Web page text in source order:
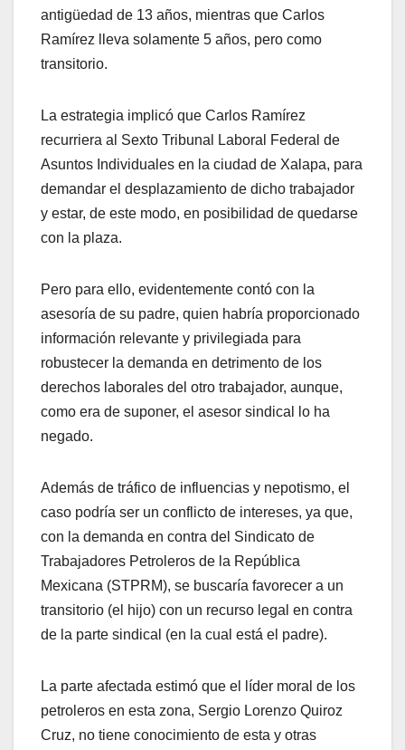
antigüedad de 13 años, mientras que Carlos
Ramírez lleva solamente 5 años, pero como
transitorio.
La estrategia implicó que Carlos Ramírez
recurriera al Sexto Tribunal Laboral Federal de
Asuntos Individuales en la ciudad de Xalapa, para
demandar el desplazamiento de dicho trabajador
y estar, de este modo, en posibilidad de quedarse
con la plaza.
Pero para ello, evidentemente contó con la
asesoría de su padre, quien habría proporcionado
información relevante y privilegiada para
robustecer la demanda en detrimento de los
derechos laborales del otro trabajador, aunque,
como era de suponer, el asesor sindical lo ha
negado.
Además de tráfico de influencias y nepotismo, el
caso podría ser un conflicto de intereses, ya que,
con la demanda en contra del Sindicato de
Trabajadores Petroleros de la República
Mexicana (STPRM), se buscaría favorecer a un
transitorio (el hijo) con un recurso legal en contra
de la parte sindical (en la cual está el padre).
La parte afectada estimó que el líder moral de los
petroleros en esta zona, Sergio Lorenzo Quiroz
Cruz, no tiene conocimiento de esta y otras